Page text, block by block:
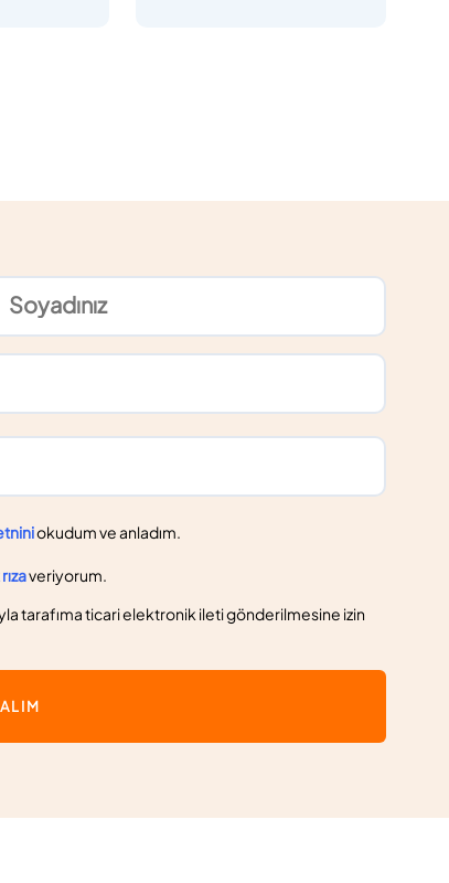
okudum ve anladım.
veriyorum.
tarafıma ticari elektronik ileti gönderilmesine izin